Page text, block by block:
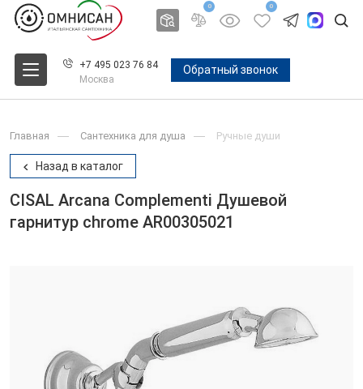
0 0
+7 495 023 76 84
Москва
Обратный звонок
Главная Сантехника для душа Ручные души
Назад в каталог
CISAL Arcana Complementi Душевой
гарнитур chrome AR00305021